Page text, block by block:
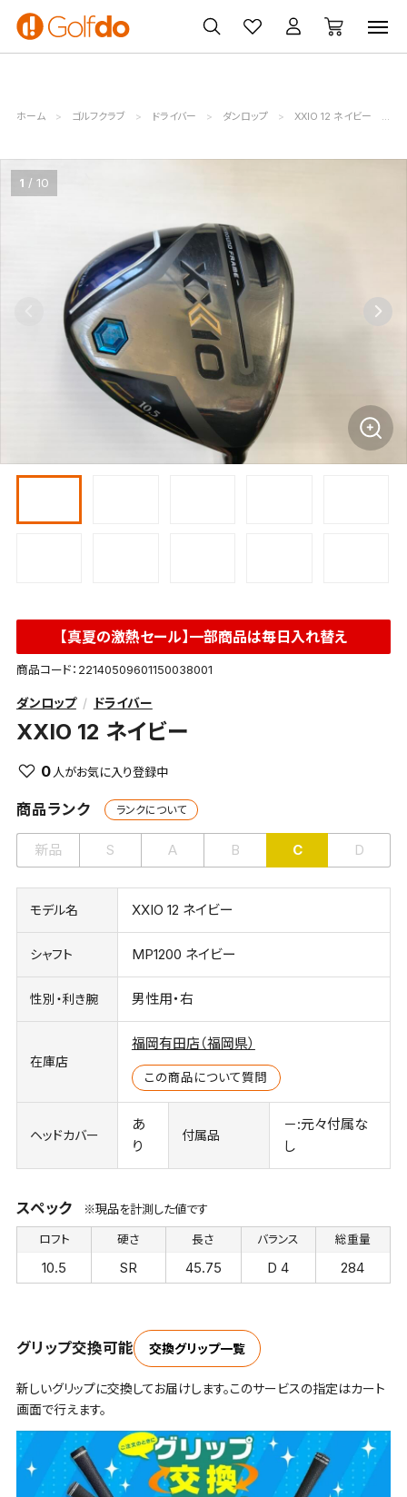
ゴルフ
クラブ
ゴルフ用品
買取
無料査定
クーポン
一覧
ホーム ゴルフクラブ ドライバー ダンロップ XXIO 12 ネイビー
1 10
【真夏の激熱セール】一部商品は毎日入れ替え
商品コード：22140509601150038001
ダンロップ ドライバー
XXIO 12 ネイビー
0
商品ランク ランクについて
新品 S A B C D
モデル名 XXIO 12 ネイビー
シャフト MP1200 ネイビー
性別・利き腕 男性用・右
在庫店
福岡有田店（福岡県）
この商品について質問
ヘッドカバー
あ
り
付属品
－:元々付属な
し
スペック ※現品を計測した値です
ロフト
10.5
硬さ
SR
長さ
45.75
バランス
D 4
総重量
284
グリップ交換可能 交換グリップ一覧
新しいグリップに交換してお届けします。このサービスの指定はカート
画面で行えます。